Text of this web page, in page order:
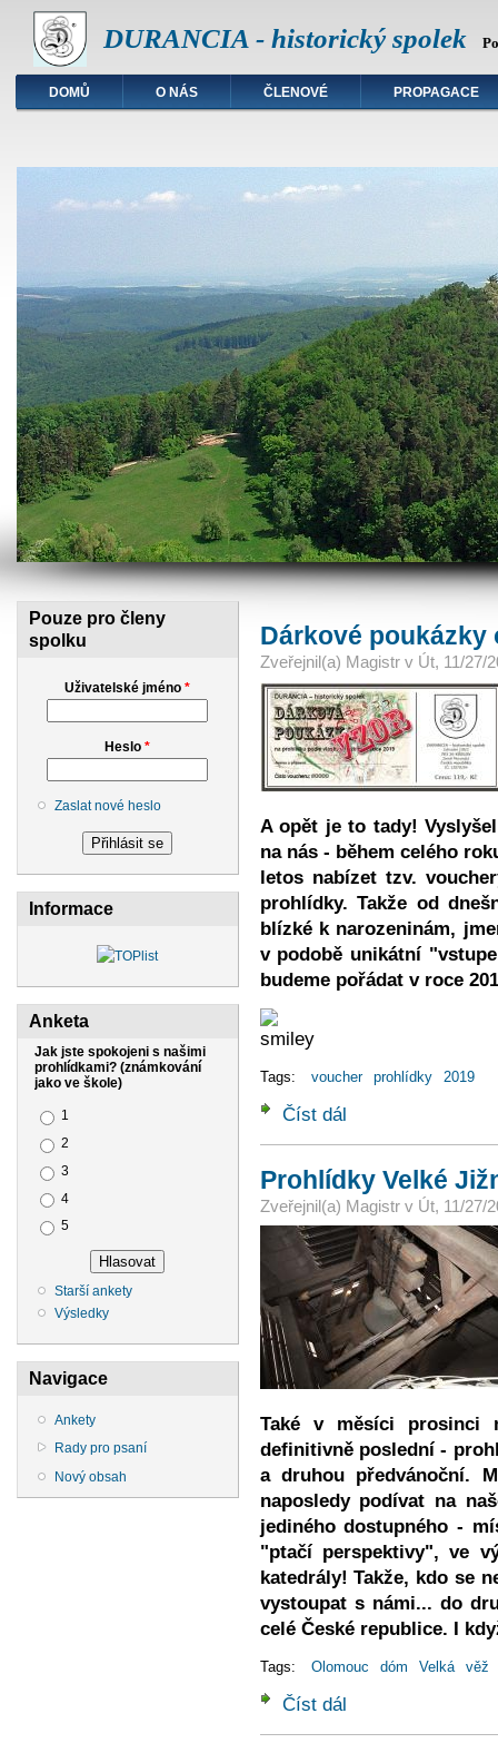
DURANCIA - historický spolek
DOMŮ O NÁS ČLENOVÉ PROPAGACE
Pouze pro členy
spolku
Uživatelské jméno*
Heslo*
Zaslat nové heslo
Informace
Anketa
Jak jste spokojeni s našimi
prohlídkami? (známkování
jako ve škole)
Možnosti výběru
1
2
3
4
5
Starší ankety
Výsledky
Navigace
Ankety
Rady pro psaní
Nový obsah
Dárkové poukázky
Zveřejnil(a) Magistrv Út, 11/27/
A opět je to tady!
na nás - během celého
letos nabízet tzv.
prohlídky. Takže od
blízké k narozeninám,
v podobě unikátní
budeme pořádat v roce
Tags: voucher prohlídky 2019
Číst dál
Prohlídky Velké
Zveřejnil(a) Magistrv Út, 11/27/
Také v měsíci prosinci
definitivně poslední -
a druhou předvánoční.
naposledy podívat na
jediného dostupného -
"ptačí perspektivy", ve
katedrály! Takže, kdo se
vystoupat s námi... do
celé České republice. I
Tags: Olomouc dóm Velká věž
Číst dál